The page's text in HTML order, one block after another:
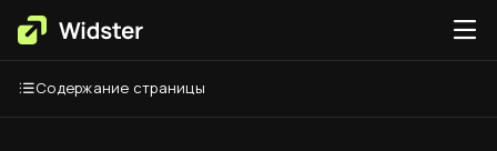
Содержание страницы